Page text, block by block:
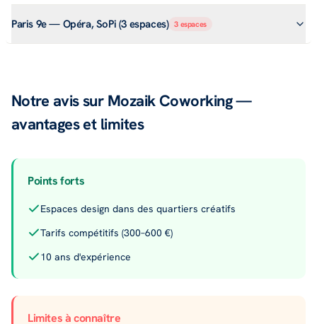
Paris 9e — Opéra, SoPi (3 espaces) 3 espaces
Notre avis sur Mozaik Coworking —
avantages et limites
Points forts
Espaces design dans des quartiers créatifs
Tarifs compétitifs (300–600 €)
10 ans d'expérience
Limites à connaître